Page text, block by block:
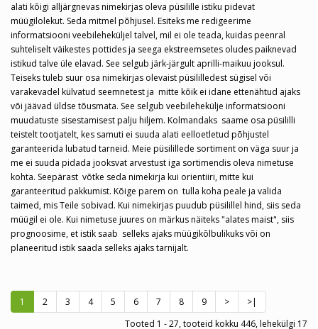
alati kõigi alljärgnevas nimekirjas oleva püsilille istiku pidevat
müügilolekut. Seda mitmel põhjusel. Esiteks me redigeerime
informatsiooni veebileheküljel talvel, mil ei ole teada, kuidas peenral
suhteliselt väikestes pottides ja seega ekstreemsetes oludes paiknevad
istikud talve üle elavad. See selgub järk-järgult aprilli-maikuu jooksul.
Teiseks tuleb suur osa nimekirjas olevaist püsililledest sügisel või
varakevadel külvatud seemnetest ja mitte kõik ei idane ettenähtud ajaks
või jäävad üldse tõusmata. See selgub veebilehekülje informatsiooni
muudatuste sisestamisest palju hiljem. Kolmandaks saame osa püsililli
teistelt tootjatelt, kes samuti ei suuda alati eelloetletud põhjustel
garanteerida lubatud tarneid. Meie püsilillede sortiment on väga suur ja
me ei suuda pidada jooksvat arvestust iga sortimendis oleva nimetuse
kohta. Seepärast võtke seda nimekirja kui orientiiri, mitte kui
garanteeritud pakkumist. Kõige parem on tulla koha peale ja valida
taimed, mis Teile sobivad. Kui nimekirjas puudub püsilillel hind, siis seda
müügil ei ole. Kui nimetuse juures on märkus näiteks "alates maist", siis
prognoosime, et istik saab selleks ajaks müügikõlbulikuks või on
planeeritud istik saada selleks ajaks tarnijalt.
1 2 3 4 5 6 7 8 9 >
>|
Tooted 1 - 27, tooteid kokku 446, lehekülgi 17